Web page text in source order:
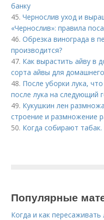
банку
45.Чернослив уход и
«Чернослив»: правила
46.Обрезка винограда в
производится?
47. Как вырастить айву в
сорта айвы для
48. После уборки лука,
после лука на следующий
49. Кукушкин лен
строение и размножение
50. Когда собирают
Популярные
Когда и как